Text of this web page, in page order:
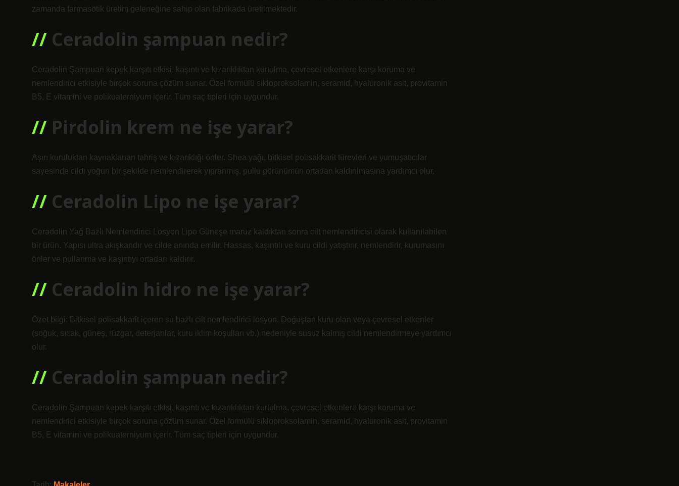
zamanda farmasötik üretim geleneğine sahip olan fabrikada üretilmektedir.
Ceradolin şampuan nedir?
Ceradolin Şampuan kepek karşıtı etkisi, kaşıntı ve kızarıklıktan kurtulma, çevresel etkenlere karşı koruma ve
nemlendirici etkisiyle birçok soruna çözüm sunar. Özel formülü sikloproksolamin, seramid, hyaluronik asit, provitamin
B5, E vitamini ve polikuaterniyum içerir. Tüm saç tipleri için uygundur.
Pirdolin krem ne işe yarar?
Aşırı kuruluktan kaynaklanan tahriş ve kızarıklığı önler. Shea yağı, bitkisel polisakkarit türevleri ve yumuşatıcılar
sayesinde cildi yoğun bir şekilde nemlendirerek yıpranmış, pullu görünümün ortadan kaldırılmasına yardımcı olur.
Ceradolin Lipo ne işe yarar?
Ceradolin Yağ Bazlı Nemlendirici Losyon Lipo Güneşe maruz kaldıktan sonra cilt nemlendiricisi olarak kullanılabilen
bir ürün. Yapısı ultra akışkandır ve cilde anında emilir. Hassas, kaşıntılı ve kuru cildi yatıştırır, nemlendirir, kurumasını
önler ve pullanma ve kaşıntıyı ortadan kaldırır.
Ceradolin hidro ne işe yarar?
Özet bilgi: Bitkisel polisakkarit içeren su bazlı cilt nemlendirici losyon. Doğuştan kuru olan veya çevresel etkenler
(soğuk, sıcak, güneş, rüzgar, deterjanlar, kuru iklim koşulları vb.) nedeniyle susuz kalmış cildi nemlendirmeye yardımcı
olur.
Ceradolin şampuan nedir?
Ceradolin Şampuan kepek karşıtı etkisi, kaşıntı ve kızarıklıktan kurtulma, çevresel etkenlere karşı koruma ve
nemlendirici etkisiyle birçok soruna çözüm sunar. Özel formülü sikloproksolamin, seramid, hyaluronik asit, provitamin
B5, E vitamini ve polikuaterniyum içerir. Tüm saç tipleri için uygundur.